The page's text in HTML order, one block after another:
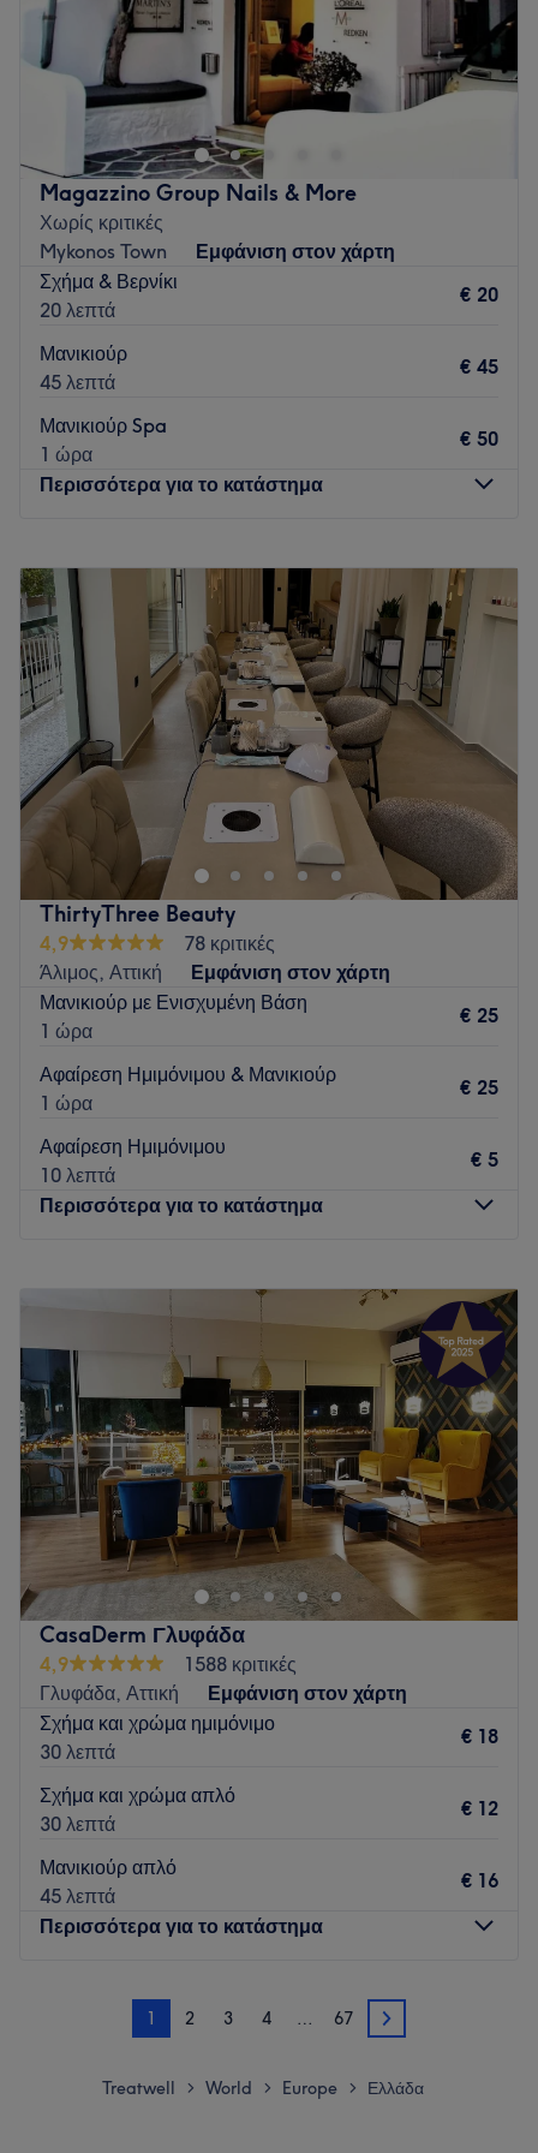
Το Nēru Nail Bar είναι ένας σύγχρονος και προσεγμένος
χώρος αφιερωμένος στην περιποίηση άκρων, με έμφαση
στην καθαριότητα, τη λεπτομέρεια και την αισθητική.
Προσφέρουμε εξατομικευμένες υπηρεσίες μανικιούρ και
πεντικιούρ, προσαρμοσμένες στις ανάγκες κάθε
πελάτισσας, με στόχο το άψογο και φυσικό αποτέλεσμα.
Κάθε ραντεβού αντιμετωπίζεται με επαγγελματισμό,
φροντίδα και σεβασμό στον χρόνο σας.
Magazzino Group Nails & More
Χωρίς κριτικές
Mykonos Town
Εμφάνιση στον χάρτη
Σχήμα & Βερνίκι
20 λεπτά
€ 20
Μανικιούρ
45 λεπτά
€ 45
Μανικιούρ Spa
1 ώρα
€ 50
Περισσότερα για το κατάστημα
Τρίτη
20:00
Τετάρτη
11:00
20:00
Πέμπτη
11:00
20:00
Παρασκευή
11:00 –20:00
Σάββατο
11:00–20:00
Κυριακή
Κλειστό
Το Magazzino Mykonos προσφέρει υπηρεσίες κομμωτικής
και ομορφιάς υψηλών προδιαγραφών, συνδυάζοντας
σύγχρονες τεχνικές, επαγγελματισμό και εξατομικευμένη
φροντίδα, για μοναδικά αποτελέσματα που αναδεικνύουν
την προσωπική σας εμφάνιση.
Go to venue
ThirtyThree Beauty
4,9
78 κριτικές
Άλιμος, Αττική
Εμφάνιση στον χάρτη
Μανικιούρ με Ενισχυμένη Βάση
1 ώρα
€ 25
Αφαίρεση Ημιμόνιμου & Μανικιούρ
1 ώρα
€ 25
Αφαίρεση Ημιμόνιμου
10 λεπτά
€ 5
Περισσότερα για το κατάστημα
10:00
20:00
10:00–17:00
Πέμπτη
10:00–20:00
Παρασκευή
10:00–20:00
Σάββατο
10:00–19:00
Κυριακή
Κλειστό
Ένας minimal και κομψός χώρος περιποίησης που
αποπνέει ηρεμία και καθαρότητα. Οι ουδέτερες αποχρώσεις,
ο διακριτικός φωτισμός και οι λιτές γραμμές δημιουργούν μια
αίσθηση χαλάρωσης και πολυτέλειας, ιδανική για στιγμές
φροντίδας και ευεξίας.
Go to venue
CasaDerm Γλυφάδα
4,9
1588 κριτικές
Γλυφάδα, Αττική
Εμφάνιση στον χάρτη
Σχήμα και χρώμα ημιμόνιμο
30 λεπτά
€ 18
Σχήμα και χρώμα απλό
30 λεπτά
€ 12
Μανικιούρ απλό
45 λεπτά
€ 16
Περισσότερα για το κατάστημα
Κλειστό
10:00
Πέμπτη
10:00–20:00
1 2 3 4 … 67 2
Treatwell > World > Europe > Ελλάδα